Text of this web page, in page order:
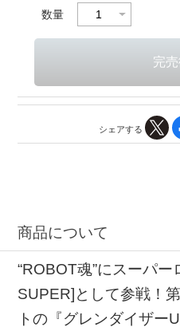
数量
シェアする
商品について
“ROBOT魂”にスーパ
SUPER]として参戦！
トの『グレンダイザーU